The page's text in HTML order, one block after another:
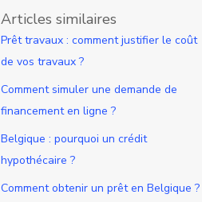
Articles similaires
Prêt travaux : comment justifier le coût
de vos travaux ?
Comment simuler une demande de
financement en ligne ?
Belgique : pourquoi un crédit
hypothécaire ?
Comment obtenir un prêt en Belgique ?